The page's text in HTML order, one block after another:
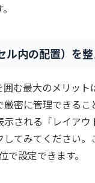
ル内の配置）を整
囲む最大のメリット
厳密に管理できる
示される「レイア
てみてください。
で設定できます。